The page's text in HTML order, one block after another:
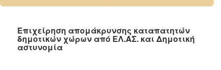
2024
2022
2021
Επιχείρηση απομάκρυνσης καταπατητών
δημοτικών χώρων από ΕΛ.ΑΣ. και Δημοτική
αστυνομία